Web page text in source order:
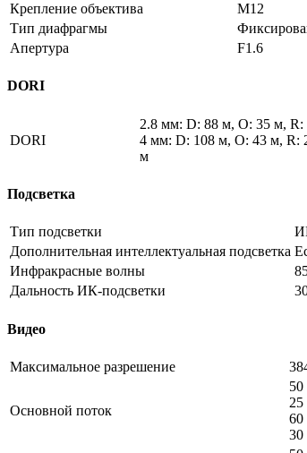
Крепление объектива
M12
Тип диафрагмы
Апертура
F1.6
DORI
DORI
2.8 мм: D: 88 м, O: 35 м,
4 мм: D: 108 м, O: 43 м, R:
м
Подсветка
Тип подсветки
Дополнительная интеллектуальная подсветка
Инфракрасные волны
Дальность ИК-подсветки
Видео
Максимальное разрешение
Основной поток
50
25
60
30